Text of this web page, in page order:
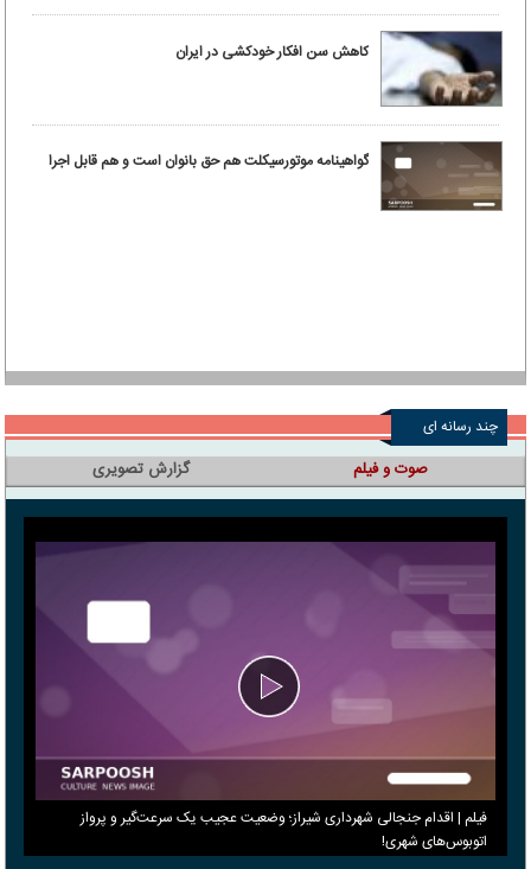
کاهش سن افکار خودکشی در ایران
گواهینامه موتورسیکلت هم حق بانوان است و هم قابل اجرا
چند رسانه ای
صوت و فیلم
فیلم | اقدام جنجالی شهرداری شیراز؛ وضعیت عجیب یک سرعت‌گیر و پرواز
اتوبوس‌های شهری!
گزارش تصویری